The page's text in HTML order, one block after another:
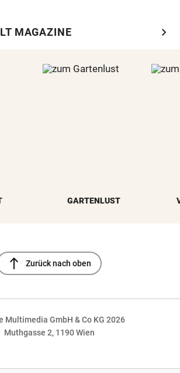
MAGAZINE chevron_right
GARTENLUST
north Zurück nach oben
Multimedia GmbH & Co KG 2026
Muthgasse 2, 1190 Wien